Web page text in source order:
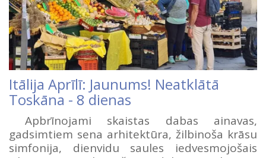
Itālija Aprīlī: Jaunums! Neatklātā
Toskāna - 8 dienas
Apbrīnojami skaistas dabas ainavas,
gadsimtiem sena arhitektūra, žilbinoša krāsu
simfonija, dienvidu saules iedvesmojošais